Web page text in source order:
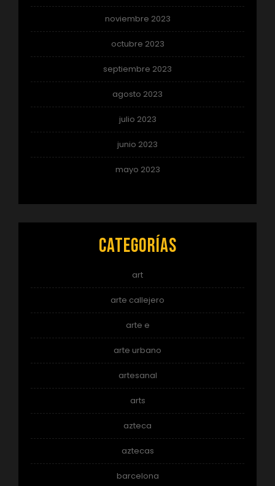
noviembre 2023
octubre 2023
septiembre 2023
agosto 2023
julio 2023
junio 2023
mayo 2023
Categorías
art
arte callejero
arte e
arte urbano
artesanal
arts
azteca
aztecas
barcelona